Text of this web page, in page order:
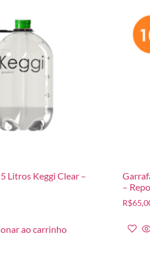
Litros Keggi Clear –
ao carrinho
–
R$